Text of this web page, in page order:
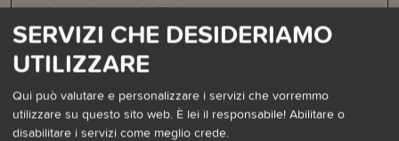
base al peso dell'intera consegna.
Standard
Consegna entro 24/48 ore massime nei giorni
lavorativi.
Da 6 € *
SERVIZI CHE DESIDERIAMO
UTILIZZARE
Qui può valutare e personalizzare i servizi che vorremmo
utilizzare su questo sito web. È lei il responsabile! Abilitare o
disabilitare i servizi come meglio crede.